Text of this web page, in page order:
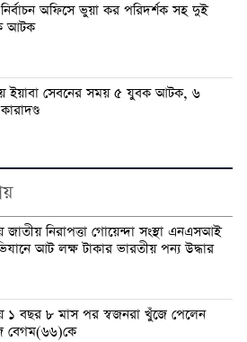
নির্বাচন অফিসে ভুয়া কর পরিদর্শক সহ দুই
আটক
ইয়াবা সেবনের সময় ৫ যুবক আটক, ৬
জাতীয় নিরাপত্তা গোয়েন্দা সংস্থা এনএসআই
আট লক্ষ টাকার ভারতীয় পন্য উদ্ধার
১ বছর ৮ মাস পর স্বজনরা খুঁজে পেলেন
বেগম(৬৬)কে